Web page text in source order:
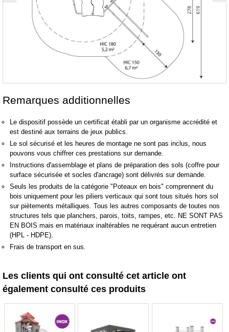
Remarques additionnelles
Le dispositif possède un certificat établi par un organisme accrédité et
est destiné aux terrains de jeux publics.
Le sol sécurisé et les heures de montage ne sont pas inclus, nous
pouvons vous chiffrer ces prestations sur demande.
Instructions d'assemblage et plans de préparation des sols (coffre pour
surface sécurisée et socles d'ancrage) sont délivrés sur demande.
Seuls les produits de la catégorie "Poteaux en bois" comprennent du
bois uniquement pour les piliers verticaux qui sont tous situés hors sol
sur piètements métalliques. Tous les autres composants de toutes nos
structures tels que planchers, parois, toits, rampes, etc. NE SONT PAS
EN BOIS mais en matériaux inaltérables ne requérant aucun entretien
(HPL - HDPE).
Frais de transport en sus.
Les clients qui ont consulté cet article ont
également consulté ces produits